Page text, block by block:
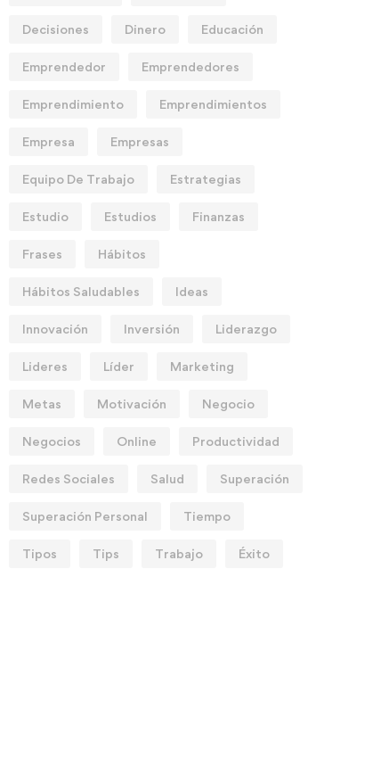
Decisiones Dinero Educación
Emprendedor Emprendedores
Emprendimiento Emprendimientos
Empresa Empresas
Equipo De Trabajo Estrategias
Estudio Estudios Finanzas
Frases Hábitos
Hábitos Saludables Ideas
Innovación Inversión Liderazgo
Lideres Líder Marketing
Metas Motivación Negocio
Negocios Online Productividad
Redes Sociales Salud Superación
Superación Personal Tiempo
Tipos Tips Trabajo Éxito